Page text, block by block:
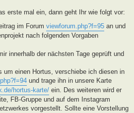
erste mal ein, dann geht Ihr wie folgt vor:
im Forum viewforum.php?f=95 an und
nach folgenden Vorgaben
innerhalb der nächsten Tage geprüft und
um einen Hortus, verschiebe ich diesen in
und trage ihn in unsere Karte
hortus-karte/ ein. Des weiteren wird er
FB-Gruppe und auf dem Instagram
vorgestellt. Sollte eine Vorstellung